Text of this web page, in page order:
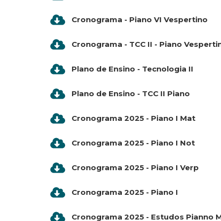
Cronograma - Piano VI Vespertino
Cronograma - TCC II - Piano
Plano de Ensino - Tecnologia II
Plano de Ensino - TCC II Piano
Cronograma 2025 - Piano I Mat
Cronograma 2025 - Piano I Not
Cronograma 2025 - Piano I Verp
Cronograma 2025 - Piano I
Cronograma 2025 - Estudos Pianno